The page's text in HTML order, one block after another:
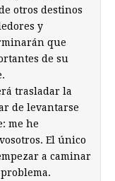
otros destinos
y
que
de su
trasladar la
de levantarse
me he
El único
a caminar